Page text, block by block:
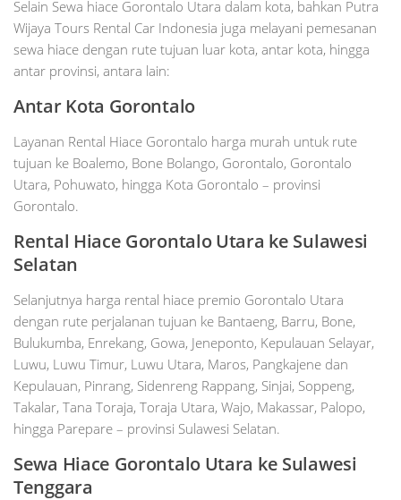
Selain Sewa hiace Gorontalo Utara dalam kota, bahkan Putra
Wijaya Tours Rental Car Indonesia juga melayani pemesanan
sewa hiace dengan rute tujuan luar kota, antar kota, hingga
antar provinsi, antara lain:
Antar Kota Gorontalo
Layanan Rental Hiace Gorontalo harga murah untuk rute
tujuan ke Boalemo, Bone Bolango, Gorontalo, Gorontalo
Utara, Pohuwato, hingga Kota Gorontalo – provinsi
Gorontalo.
Rental Hiace Gorontalo Utara ke Sulawesi
Selatan
Selanjutnya harga rental hiace premio Gorontalo Utara
dengan rute perjalanan tujuan ke Bantaeng, Barru, Bone,
Bulukumba, Enrekang, Gowa, Jeneponto, Kepulauan Selayar,
Luwu, Luwu Timur, Luwu Utara, Maros, Pangkajene dan
Kepulauan, Pinrang, Sidenreng Rappang, Sinjai, Soppeng,
Takalar, Tana Toraja, Toraja Utara, Wajo, Makassar, Palopo,
hingga Parepare – provinsi Sulawesi Selatan.
Sewa Hiace Gorontalo Utara ke Sulawesi
Tenggara